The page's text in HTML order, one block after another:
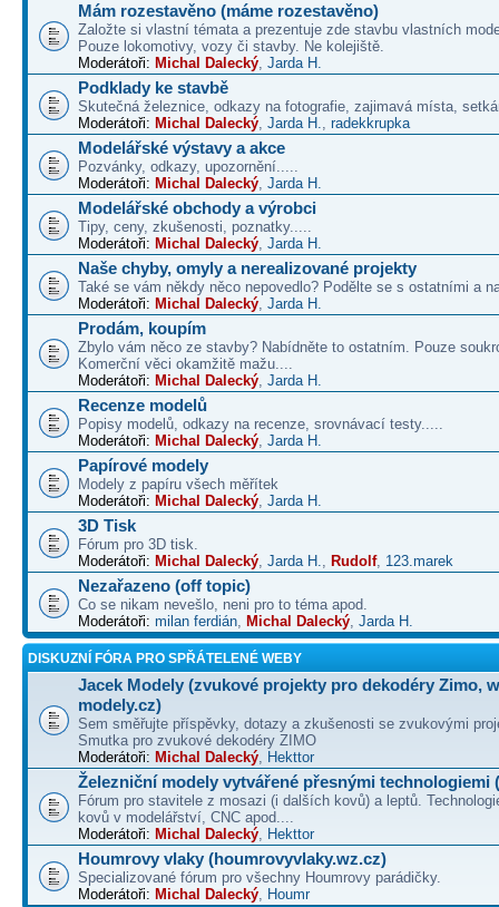
Mám rozestavěno (máme rozestavěno)
Založte si vlastní témata a prezentuje zde stavbu vlastních
Pouze lokomotivy, vozy či stavby. Ne kolejiště.
Moderátoři: Michal Dalecký, Jarda H.
Podklady ke stavbě
Skutečná železnice, odkazy na fotografie, zajimavá místa,
Moderátoři: Michal Dalecký, Jarda H., radekkrupka
Modelářské výstavy a akce
Pozvánky, odkazy, upozornění.....
Moderátoři: Michal Dalecký, Jarda H.
Modelářské obchody a výrobci
Tipy, ceny, zkušenosti, poznatky.....
Moderátoři: Michal Dalecký, Jarda H.
Naše chyby, omyly a nerealizované projekty
Také se vám někdy něco nepovedlo? Podělte se s ostatními a
Moderátoři: Michal Dalecký, Jarda H.
Prodám, koupím
Zbylo vám něco ze stavby? Nabídněte to ostatním. Pouze
Komerční věci okamžitě mažu....
Moderátoři: Michal Dalecký, Jarda H.
Recenze modelů
Popisy modelů, odkazy na recenze, srovnávací testy.....
Moderátoři: Michal Dalecký, Jarda H.
Papírové modely
Modely z papíru všech měřítek
Moderátoři: Michal Dalecký, Jarda H.
3D Tisk
Fórum pro 3D tisk.
Moderátoři: Michal Dalecký, Jarda H., Rudolf, 123.marek
Nezařazeno (off topic)
Co se nikam nevešlo, neni pro to téma apod.
Moderátoři: milan ferdián, Michal Dalecký, Jarda H.
DISKUZNÍ FÓRA PRO SPŘÁTELENÉ WEBY
Jacek Modely (zvukové projekty pro dekodéry Zimo,
modely.cz)
Sem směřujte příspěvky, dotazy a zkušenosti se zvukovými
Smutka pro zvukové dekodéry ZIMO
Moderátoři: Michal Dalecký, Hekttor
Železniční modely vytvářené přesnými technologiemi
Fórum pro stavitele z mosazi (i dalších kovů) a leptů.
kovů v modelářství, CNC apod....
Moderátoři: Michal Dalecký, Hekttor
Houmrovy vlaky (houmrovyvlaky.wz.cz)
Specializované fórum pro všechny Houmrovy parádičky.
Moderátoři: Michal Dalecký, Houmr